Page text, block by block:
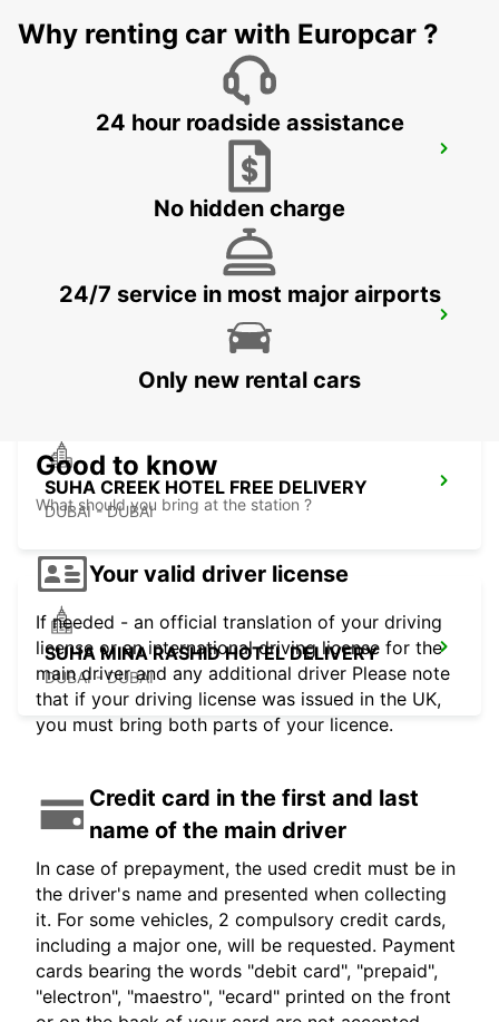
TERMINAL 1 DUBAI INT'L AIRPORT
SUHA PARK HOTEL APT FREE DELIVERY
SUHA CREEK HOTEL FREE DELIVERY
DUBAI - DUBAI
SUHA MINA RASHID HOTEL DELIVERY
DUBAI - DUBAI
Why renting car with Europcar ?
24 hour roadside assistance
No hidden charge
24/7 service in most major airports
Only new rental cars
Good to know
What should you bring at the station ?
Your valid driver license
If needed - an official translation of your driving
license or an international driving license for the
main driver and any additional driver Please note
that if your driving license was issued in the UK,
you must bring both parts of your licence.
Credit card in the first and last
name of the main driver
In case of prepayment, the used credit must be in
the driver's name and presented when collecting
it. For some vehicles, 2 compulsory credit cards,
including a major one, will be requested. Payment
cards bearing the words "debit card", "prepaid",
"electron", "maestro", "ecard" printed on the front